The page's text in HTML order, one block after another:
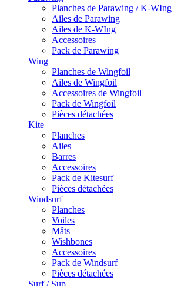
Planches de Parawing / K-WIng
Ailes de Parawing
Ailes de K-WIng
Accessoires
Pack de Parawing
Wing
Planches de Wingfoil
Ailes de Wingfoil
Accessoires de Wingfoil
Pack de Wingfoil
Pièces détachées
Kite
Planches
Ailes
Barres
Accessoires
Pack de Kitesurf
Pièces détachées
Windsurf
Planches
Voiles
Mâts
Wishbones
Accessoires
Pack de Windsurf
Pièces détachées
Surf / Sup